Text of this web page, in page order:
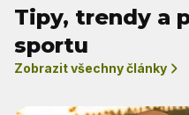
Tipy, trendy a
sportu
Zobrazit všechny články